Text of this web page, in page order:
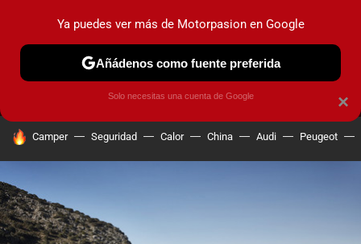
MENÚ NUEVO
COCHES ELÉCTRICOS OBSERVATORIO
HOY SE HABLA DE
Camper Seguridad Calor China Audi Peugeot
×
Ya puedes ver más de Motorpasion en Google
Añádenos como fuente preferida
Solo necesitas una cuenta de Google